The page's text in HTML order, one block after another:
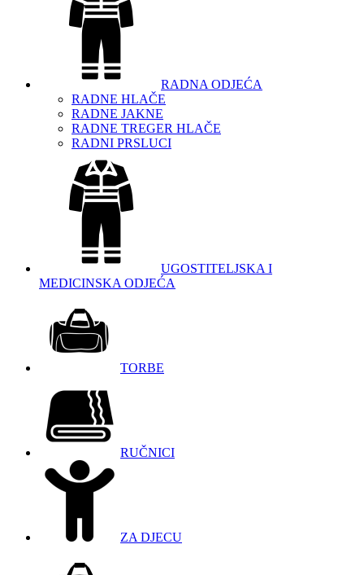
RADNA ODJEĆA
RADNE HLAČE
RADNE JAKNE
RADNE TREGER HLAČE
RADNI PRSLUCI
UGOSTITELJSKA I
MEDICINSKA ODJEĆA
TORBE
RUČNICI
ZA DJECU